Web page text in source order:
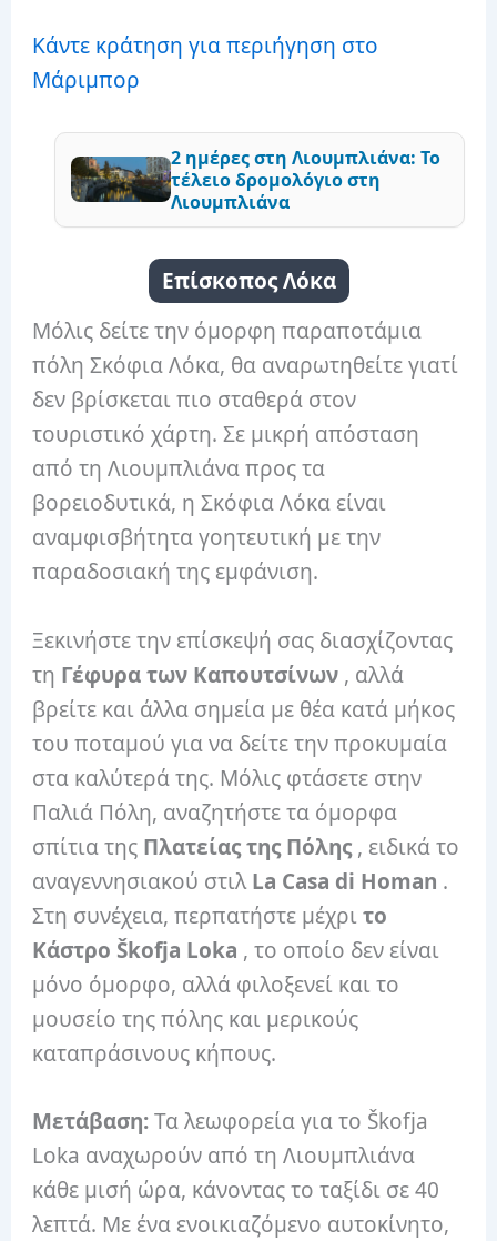
Κάντε κράτηση για περιήγηση στο
Μάριμπορ
2 ημέρες στη Λιουμπλιάνα: Το
τέλειο δρομολόγιο στη
Λιουμπλιάνα
Επίσκοπος Λόκα
Μόλις δείτε την όμορφη παραποτάμια
πόλη Σκόφια Λόκα, θα αναρωτηθείτε γιατί
δεν βρίσκεται πιο σταθερά στον
τουριστικό χάρτη. Σε μικρή απόσταση
από τη Λιουμπλιάνα προς τα
βορειοδυτικά, η Σκόφια Λόκα είναι
αναμφισβήτητα γοητευτική με την
παραδοσιακή της εμφάνιση.
Ξεκινήστε την επίσκεψή σας διασχίζοντας
τη Γέφυρα των Καπουτσίνων , αλλά
βρείτε και άλλα σημεία με θέα κατά μήκος
του ποταμού για να δείτε την προκυμαία
στα καλύτερά της. Μόλις φτάσετε στην
Παλιά Πόλη, αναζητήστε τα όμορφα
σπίτια της Πλατείας της Πόλης, ειδικά το
αναγεννησιακού στιλLa Casa di Homan .
Στη συνέχεια, περπατήστε μέχριτο
Κάστρο Škofja Loka , το οποίο δεν είναι
μόνο όμορφο, αλλά φιλοξενεί και το
μουσείο της πόλης και μερικούς
καταπράσινους κήπους.
Μετάβαση:Τα λεωφορεία για το Škofja
Loka αναχωρούν από τη Λιουμπλιάνα
κάθε μισή ώρα, κάνοντας το ταξίδι σε 40
λεπτά. Με ένα ενοικιαζόμενο αυτοκίνητο,